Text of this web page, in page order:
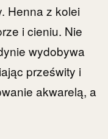
Henna z kolei
i cieniu. Nie
wydobywa
prześwity i
akwarelą, a